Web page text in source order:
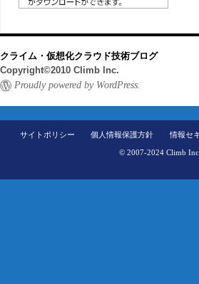
クライム・仮想化クラウド技術ブログ
Copyright©2010 Climb Inc.
Proudly powered by WordPress.
サイトポリシー 個人情報保護方針 情報セ
© 2007-2024 Climb